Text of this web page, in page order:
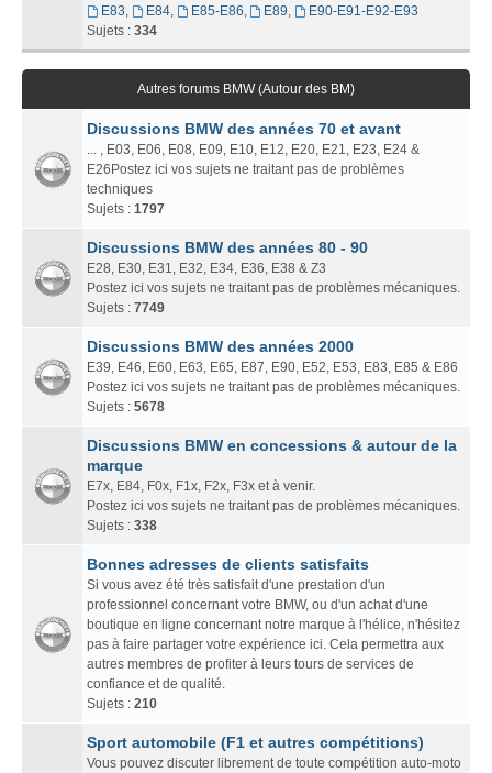
E83, E84, E85-E86, E89,
E90-E91-E92-E93
Sujets : 334
Autres forums BMW (Autour des BM)
Discussions BMW des années 70 et avant
... , E03, E06, E08, E09, E10, E12, E20, E21, E23, E24 &
E26Postez ici vos sujets ne traitant pas de problèmes
techniques
Sujets : 1797
Discussions BMW des années 80 - 90
E28, E30, E31, E32, E34, E36, E38 & Z3
Postez ici vos sujets ne traitant pas de problèmes mécaniques.
Sujets : 7749
Discussions BMW des années 2000
E39, E46, E60, E63, E65, E87, E90, E52, E53, E83, E85 & E86
Postez ici vos sujets ne traitant pas de problèmes mécaniques.
Sujets : 5678
Discussions BMW en concessions & autour de la
marque
E7x, E84, F0x, F1x, F2x, F3x et à venir.
Postez ici vos sujets ne traitant pas de problèmes mécaniques.
Sujets : 338
Bonnes adresses de clients satisfaits
Si vous avez été très satisfait d'une prestation d'un
professionnel concernant votre BMW, ou d'un achat d'une
boutique en ligne concernant notre marque à l'hélice, n'hésitez
pas à faire partager votre expérience ici. Cela permettra aux
autres membres de profiter à leurs tours de services de
confiance et de qualité.
Sujets : 210
Sport automobile (F1 et autres compétitions)
Vous pouvez discuter librement de toute compétition auto-moto